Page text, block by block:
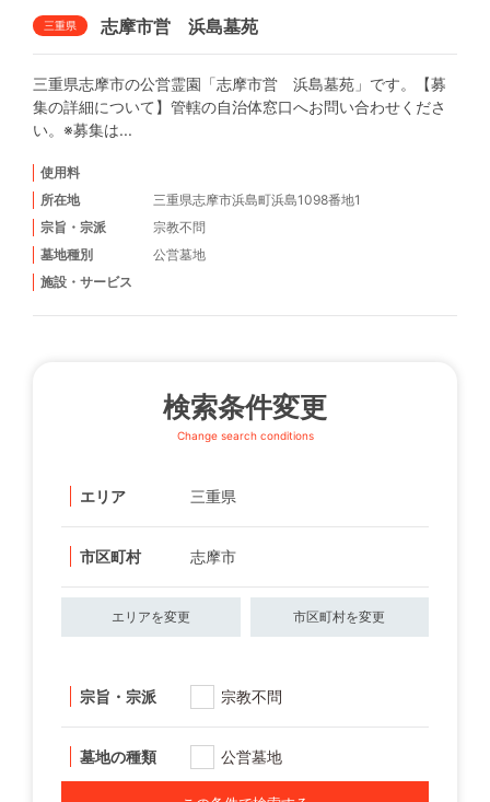
三重県 志摩市営 浜島墓苑
三重県志摩市の公営霊園「志摩市営 浜島墓苑」です。【募
集の詳細について】管轄の自治体窓口へお問い合わせくださ
い。※募集は...
使用料
所在地
三重県志摩市浜島町浜島1098番地1
宗旨・宗派
宗教不問
墓地種別
公営墓地
施設・サービス
検索条件変更
Change search conditions
エリア 三重県
市区町村 志摩市
エリアを変更 市区町村を変更
宗旨・宗派 宗教不問
墓地の種類 公営墓地